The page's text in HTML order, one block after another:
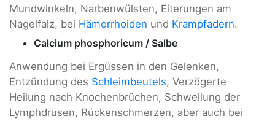
Mundwinkeln, Narbenwülsten, Eiterungen am
Nagelfalz, bei Hämorrhoiden und Krampfadern.
Calcium phosphoricum / Salbe
Anwendung bei Ergüssen in den Gelenken,
Entzündung des Schleimbeutels, Verzögerte
Heilung nach Knochenbrüchen, Schwellung der
Lymphdrüsen, Rückenschmerzen, aber auch bei